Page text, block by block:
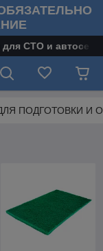
СТО и
ПОДГОТОВКИ И